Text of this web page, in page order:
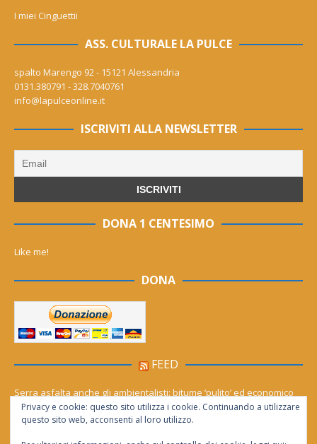
I miei Cinguettii
ASS. CULTURALE LA PULCE
spalto Marengo 92 - 15121 Alessandria
0131.380791 - 328.7040761
info@lapulceonline.it
ISCRIVITI ALLA NEWSLETTER
DONA 1 CENTESIMO
Like me!
DONA
FEED
Serra asfalta anche gli ambientalisti: bitume ‘pulito’ ed economico
Le migliori agenzie Meta Ads in Italia nel 2026
Privacy e cookie: questo sito utilizza i cookie. Continuando a utilizzare
questo sito web, acconsenti al loro utilizzo.